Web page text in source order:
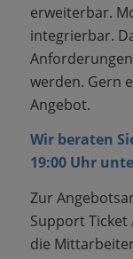
erweiterbar.
integrierbar.
werden. Gern
Angebot.
Wir beraten
19:00 Uhr
Zur
Support Ticket
die